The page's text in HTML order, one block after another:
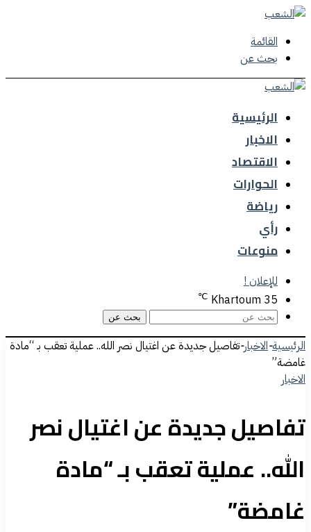
القائمة
بحث عن
الرئيسية
الاخبار
الاقتصاد
الحوارات
رياضة
رأي
منوعات
للإعلان !
Khartoum 35
℃
بحث عن
الرئيسية-الاخبار-تفاصيل جديدة عن اغتيال نصر الله.. عملية تعقب بـ “مادة
غامضة”
الاخبار
تفاصيل جديدة عن اغتيال نصر
الله.. عملية تعقب بـ “مادة
غامضة”